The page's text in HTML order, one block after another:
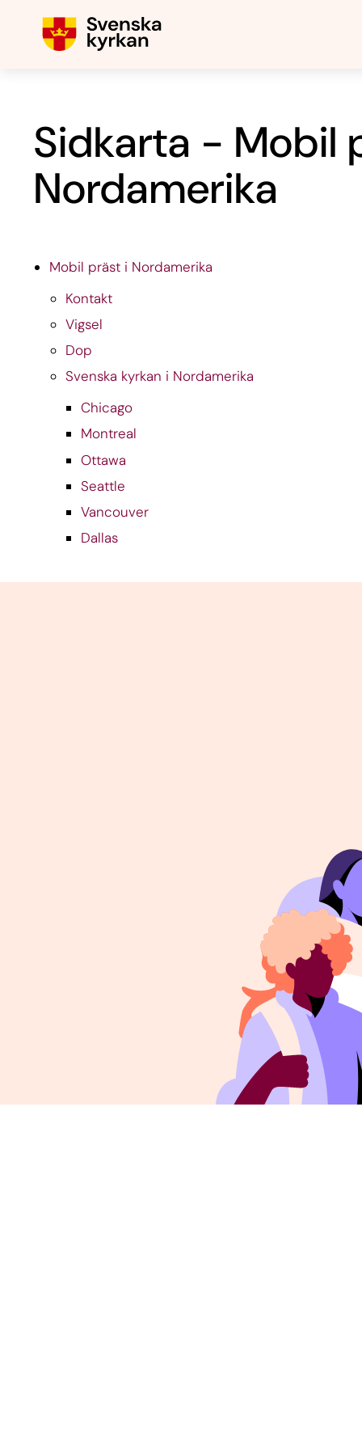
Sidkarta - Mobil
Nordamerika
Mobil präst i Nordamerika
Kontakt
Vigsel
Dop
Svenska kyrkan i Nordamerika
Chicago
Montreal
Ottawa
Seattle
Vancouver
Dallas